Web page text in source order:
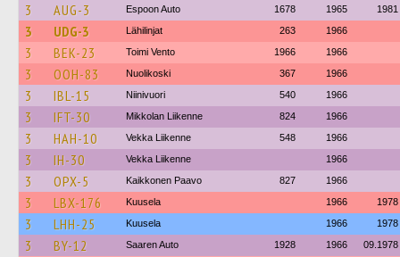
3 AUG-3 Espoon Auto 1678 1965 1981
3 UDG-3 Lähilinjat 263 1966
3 BEK-23 Toimi Vento 1966 1966
3 OOH-83 Nuolikoski 367 1966
3 IBL-15 Niinivuori 540 1966
3 IFT-30 Mikkolan Liikenne 824 1966
3 HAH-10 Vekka Liikenne 548 1966
3 IH-30 Vekka Liikenne 1966
3 OPX-5 Kaikkonen Paavo 827 1966
3 LBX-176 Kuusela 1966 1978
3 LHH-25 Kuusela 1966 1978
3 BY-12 Saaren Auto 1928 1966 09.1978